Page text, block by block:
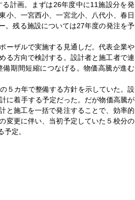
計画。まずは26年度中に11施設分を発
小、一宮西小、一宮北小、八代小、春日
。残る施設については27年度の発注を予
ーザルで実施する見通しだ。代表企業や
る方向で検討する。設計者と施工者で連
期間短縮につなげる。物価高騰が進む
５カ年で整備する方針を示していた。設
に着手する予定だった。だが物価高騰が
と施工を一括で発注することで、効率的
変更に伴い、当初予定していた５校分の
定。